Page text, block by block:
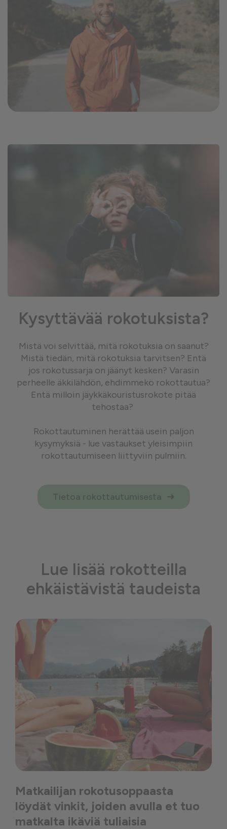
Kysyttävää rokotuksista?
Mistä voi selvittää, mitä rokotuksia on saanut?
Mistä tiedän, mitä rokotuksia tarvitsen? Entä
jos rokotussarja on jäänyt kesken? Varasin
perheelle äkkilähdön, ehdimmekö rokottautua?
Entä milloin jäykkäkouristusrokote pitää
tehostaa?
Rokottautuminen herättää usein paljon
kysymyksiä - lue vastaukset yleisimpiin
rokottautumiseen liittyviin pulmiin.
Tietoa rokottautumisesta
Lue lisää rokotteilla
ehkäistävistä taudeista
Matkailijan rokotusoppaasta
löydät vinkit, joiden avulla et tuo
matkalta ikäviä tuliaisia